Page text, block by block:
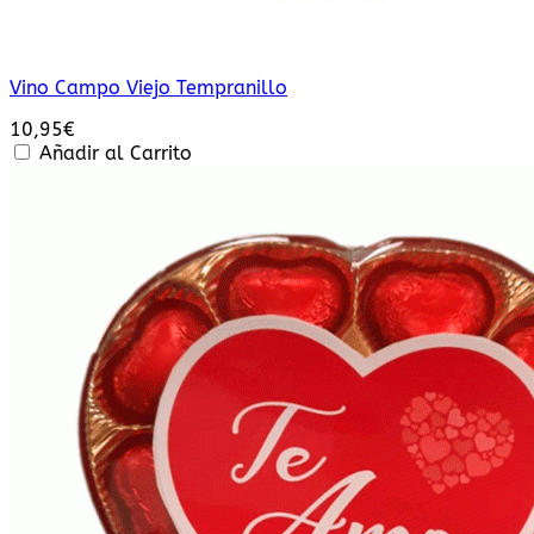
Vino Campo Viejo Tempranillo
10,95€
Añadir al Carrito